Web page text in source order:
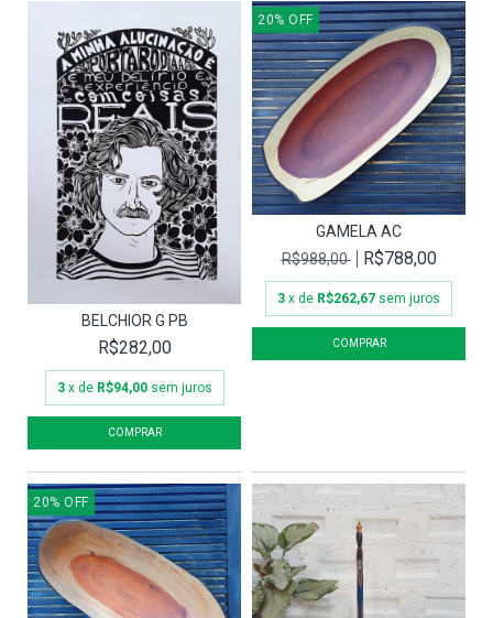
BELCHIOR G PB
R$282,00
3 x de R$94,00 sem juros
20% OFF
GAMELA AC
R$988,00
R$788,00
3 x de R$262,67 sem juros
20% OFF